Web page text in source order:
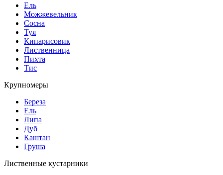
Ель
Можжевельник
Сосна
Туя
Кипарисовик
Лиственница
Пихта
Тис
Крупномеры
Береза
Ель
Липа
Дуб
Каштан
Груша
Лиственные кустарники